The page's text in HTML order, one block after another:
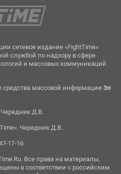
сетевое издание «FightTime»
службой по надзору в сфере
и массовых коммуникаций
средства массовой информации Эл
Д.В.
Чередник Д.В.
17-16
Все права на материалы,
в соответствии с российским